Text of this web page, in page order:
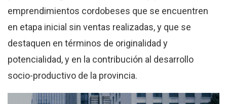
emprendimientos cordobeses que se encuentren
en etapa inicial sin ventas realizadas, y que se
destaquen en términos de originalidad y
potencialidad, y en la contribución al desarrollo
socio-productivo de la provincia.